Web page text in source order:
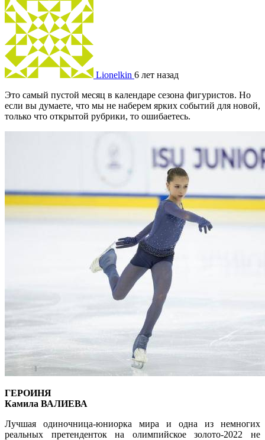
Lionelkin 6 лет назад
Это самый пустой месяц в календаре сезона фигуристов. Но
если вы думаете, что мы не наберем ярких событий для новой,
только что открытой рубрики, то ошибаетесь.
ГЕРОИНЯ
Камила ВАЛИЕВА
Лучшая одиночница-юниорка мира и одна из немногих
реальных претенденток на олимпийское золото-2022 не